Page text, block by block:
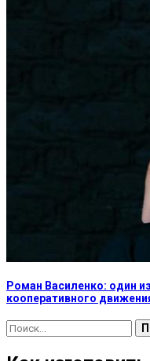
Роман Василенко: один
кооперативного
Найти: